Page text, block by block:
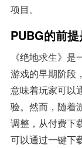
项目。
PUBG的前
《绝地求生》
游戏的早期阶段
意味着玩家可以
验。然而，随着
调整，从付费下
可以通过一键下